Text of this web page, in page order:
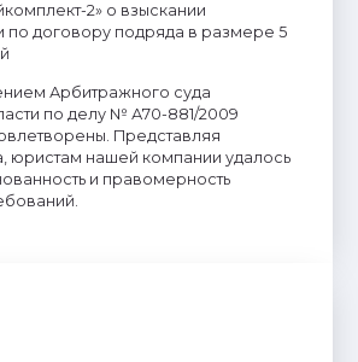
2» о взыскании
по договору подряда в размере 5
Арбитражного суда
по делу № А70-881/2009
Представляя
юристам нашей компании удалось
и правомерность